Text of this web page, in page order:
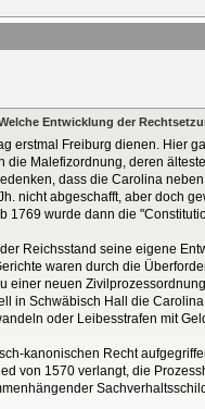
Entwicklung der
erstmal Freiburg dienen. Hier
die Malefizordnung, deren
dass die Carolina
nicht abgeschafft, aber doch
1769 wurde dann die
Reichsstand seine eigene
waren durch die
einer neuen
in Schwäbisch Hall die
oder Leibesstrafen mit
kanonischen Recht
von 1570 verlangt, die